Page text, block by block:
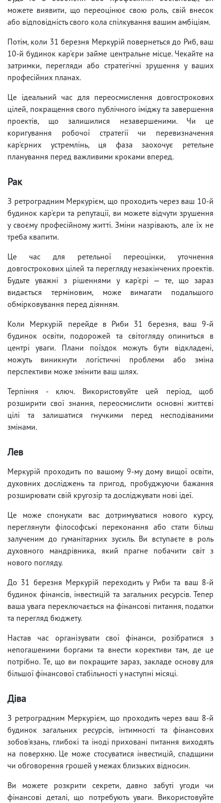
можете виявити, що переоцінює свою роль, свій внесок
або відповідність свого кола спілкування вашим амбіціям.
Потім, коли 31 березня Меркурій повернеться до Риб, ваш
10-й будинок кар'єри займе центральне місце. Чекайте на
затримки, перегляди або стратегічні зрушення у ваших
професійних планах.
Це ідеальний час для переосмислення довгострокових
цілей, покращення свого публічного іміджу та завершення
проектів, що залишилися незавершеними. Чи це
коригування робочої стратегії чи перевизначення
кар'єрних устремлінь, ця фаза заохочує ретельне
планування перед важливими кроками вперед.
Рак
З ретроградним Меркурієм, що проходить через ваш 10-й
будинок кар'єри та репутації, ви можете відчути зрушення
у своєму професійному житті. Зміни назрівають, але їх не
треба квапити.
Це час для ретельної переоцінки, уточнення
довгострокових цілей та перегляду незакінчених проектів.
Будьте уважні з рішеннями у кар'єрі — те, що зараз
видається терміновим, може вимагати подальшого
обмірковування перед діянням.
Коли Меркурій перейде в Риби 31 березня, ваш 9-й
будинок освіти, подорожей та світогляду опиниться в
центрі уваги. Плани поїздок можуть бути відкладені,
можуть виникнути логістичні проблеми або зміна
перспективи може змінити ваш шлях.
Терпіння - ключ. Використовуйте цей період, щоб
розширити свої знання, переосмислити основні життєві
цілі та залишатися гнучкими перед несподіваними
змінами.
Лев
Меркурій проходить по вашому 9-му дому вищої освіти,
духовних досліджень та пригод, пробуджуючи бажання
розширювати свій кругозір та досліджувати нові ідеї.
Це може спонукати вас дотримуватися нового курсу,
переглянути філософські переконання або стати більш
залученим до гуманітарних зусиль. Ви вступаєте в роль
духовного мандрівника, який прагне побачити світ з
нового погляду.
До 31 березня Меркурій переходить у Риби та ваш 8-й
будинок фінансів, інвестицій та загальних ресурсів. Тепер
ваша увага переключається на фінансові питання, податки
та перегляд бюджету.
Настав час організувати свої фінанси, розібратися з
непогашеними боргами та внести корективи там, де це
потрібно. Те, що ви покращите зараз, закладе основу для
більшої фінансової стабільності у наступні місяці.
Діва
З ретроградним Меркурієм, що проходить через ваш 8-й
будинок загальних ресурсів, інтимності та фінансових
зобов'язань, глибокі та іноді приховані питання виходять
на поверхню. Це може стосуватися інвестицій, спадщини
чи обговорення грошей у межах близьких відносин.
Ви можете розкрити секрети, давно забуті угоди чи
фінансові деталі, що потребують уваги. Використовуйте